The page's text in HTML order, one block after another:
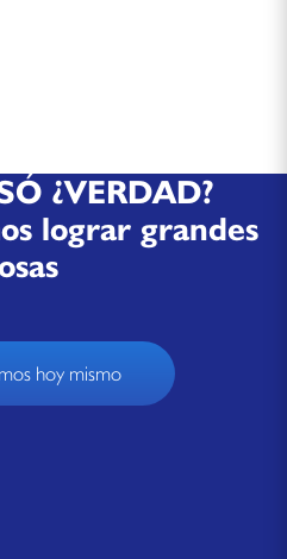
¿VERDAD?
lograr grandes
hoy mismo